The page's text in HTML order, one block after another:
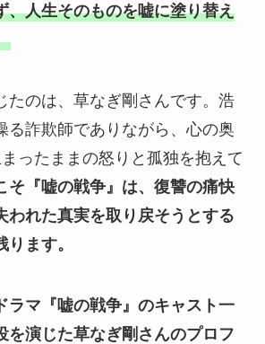
、人生そのものを嘘に塗り替え
たのは、草なぎ剛さんです。浩
る詐欺師でありながら、心の奥
ったままの怒りと孤独を抱えて
そ『嘘の戦争』は、復讐の痛快
われた真実を取り戻そうとする
ます。
ラマ『嘘の戦争』のキャスト一
を演じた草なぎ剛さんのプロフ